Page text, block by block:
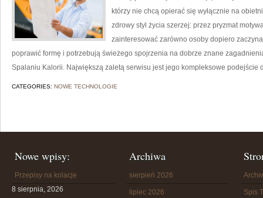
którzy nie chcą opierać się wyłącznie na
zdrowy styl życia szerzej: przez pryzmat
zainteresować zarówno osoby dopiero
poprawić formę i potrzebują świeżego spojrzenia na dobrze znane
Spalaniu Kalorii. Największą zaletą serwisu jest jego kompleksowe podejście
CATEGORIES: NOWE TECHNOLOGIE
Nowe wpisy:
Przepisy na kolacje
8 sierpnia, 2026
Archiwa
sierpień 2026
lipiec 2026 Spis